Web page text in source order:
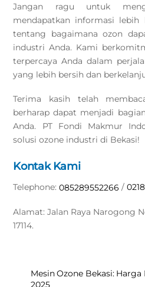
Jangan ragu untuk
mendapatkan informasi lebih
tentang bagaimana ozon
industri Anda. Kami
terpercaya Anda dalam
yang lebih bersih dan
Terima kasih telah
berharap dapat menjadi
Anda. PT Fondi Makmur
solusi ozone industri di Bekasi!
Kontak Kami
Telephone:085289552266 /
Alamat: Jalan Raya Narogong
17114.
Mesin Ozone Bekasi:
2025